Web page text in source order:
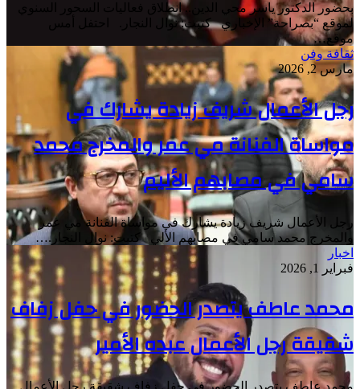
بحضور الدكتور ياسر محي الدين.. انطلاق فعاليات السحور السنوي
لموقع “بصراحة” الإخباري كتبت: نوال النجار. احتفل أمس
موقع…
ثقافة وفن
مارس 2, 2026
رجل الأعمال شريف زيادة يشارك في
مواساة الفنانة مي عمر والمخرج محمد
سامي في مصابهم الأليم
رجل الأعمال شريف زيادة يشارك في مواساة الفنانة مي عمر
والمخرج محمد سامي في مصابهم الألي كتبت: نوال النجار.…
اخبار
فبراير 1, 2026
محمد عاطف يتصدر الحضور في حفل زفاف
شقيقة رجل الأعمال عبده الأمير
محمد عاطف يتصدر الحضور في حفل زفاف شقيقة رجل الأعمال